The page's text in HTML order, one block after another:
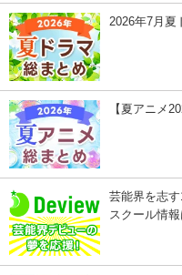
2026年7月夏
【夏アニメ
芸能界を志
スクール情